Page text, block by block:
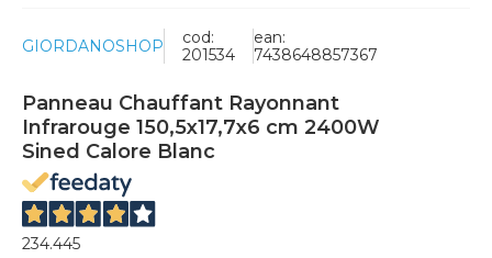
GIORDANOSHOP
cod:
201534
ean:
7438648857367
Panneau Chauffant Rayonnant
Infrarouge 150,5x17,7x6 cm 2400W
Sined Calore Blanc
234.445